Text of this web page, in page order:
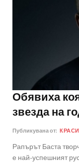
Обявиха
звезда на
Публикувана от:
Рапърът Баста
е най-успешният